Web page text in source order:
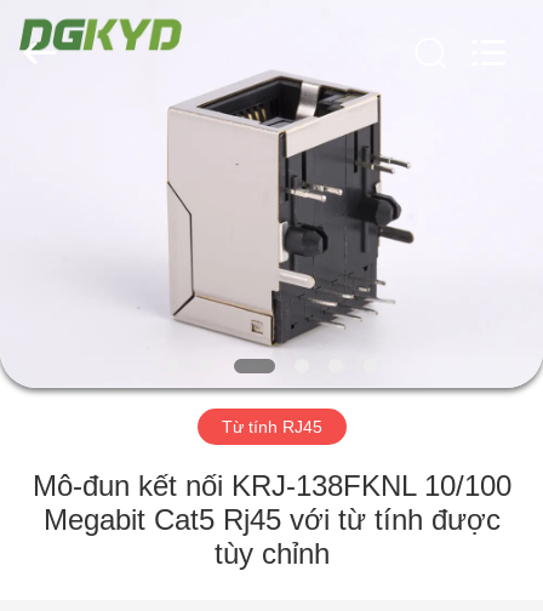
HƯỚNG
VR
Keyouda
Electronic
Technology
Từ tính RJ45
Mô-đun kết nối KRJ-138FKNL 10/100
Megabit Cat5 Rj45 với từ tính được
tùy chỉnh